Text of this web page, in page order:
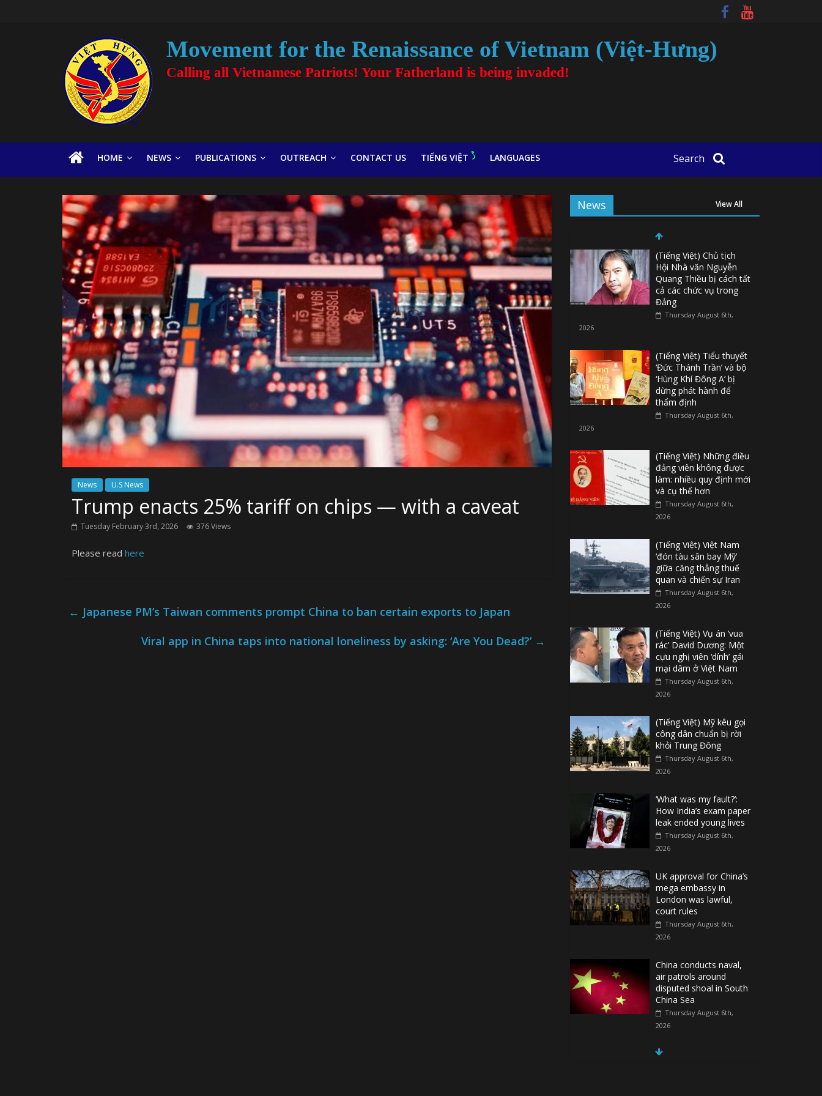
Movement for the Renaissance of Vietnam (Việt-Hưng)
Calling all Vietnamese Patriots! Your Fatherland is being invaded!
HOME NEWS PUBLICATIONS OUTREACH CONTACT US TIẾNG VIỆT LANGUAGES Search
News U.S News
Trump enacts 25% tariff on chips — with a caveat
Tuesday February 3rd, 2026 376 Views
Please read here
← Japanese PM’s Taiwan comments prompt China to ban certain exports to Japan
Viral app in China taps into national loneliness by asking: ‘Are You Dead?’ →
News View All
(Tiếng Việt) Chủ tịch
Hội Nhà văn Nguyễn
Quang Thiều bị cách tất
cả các chức vụ trong
Đảng
Thursday August 6th,
2026
(Tiếng Việt) Tiểu thuyết
‘Đức Thánh Trần’ và bộ
‘Hùng Khí Đông A’ bị
dừng phát hành để
thẩm định
Thursday August 6th,
2026
(Tiếng Việt) Những điều
đảng viên không được
làm: nhiều quy định mới
và cụ thể hơn
Thursday August 6th,
2026
(Tiếng Việt) Việt Nam
‘đón tàu sân bay Mỹ’
giữa căng thẳng thuế
quan và chiến sự Iran
Thursday August 6th,
2026
(Tiếng Việt) Vụ án ‘vua
rác’ David Dương: Một
cựu nghị viên ‘dính’ gái
mại dâm ở Việt Nam
Thursday August 6th,
2026
(Tiếng Việt) Mỹ kêu gọi
công dân chuẩn bị rời
khỏi Trung Đông
Thursday August 6th,
2026
‘What was my fault?’:
How India’s exam paper
leak ended young lives
Thursday August 6th,
2026
UK approval for China’s
mega embassy in
London was lawful,
court rules
Thursday August 6th,
2026
China conducts naval,
air patrols around
disputed shoal in South
China Sea
Thursday August 6th,
2026
Spain Regains Control